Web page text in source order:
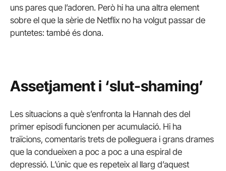
uns pares que l’adoren. Però hi ha una altra element
sobre el que la sèrie de Netflix no ha volgut passar de
puntetes: també és dona.
Assetjament i ‘slut-shaming’
Les situacions a què s’enfronta la Hannah des del
primer episodi funcionen per acumulació. Hi ha
traïcions, comentaris trets de polleguera i grans drames
que la condueixen a poc a poc a una espiral de
depressió. L’únic que es repeteix al llarg d’aquest